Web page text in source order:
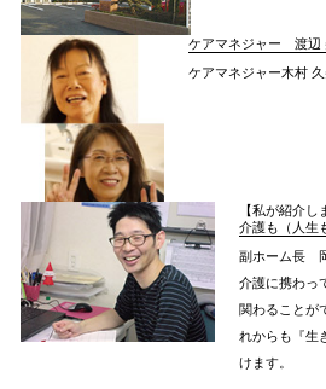
ケアマネジャー 渡辺
ケアマネジャー木村
【私が紹介し
介護も（人生
副ホーム長
介護に携わっ
関わることが
れからも『生
けます。